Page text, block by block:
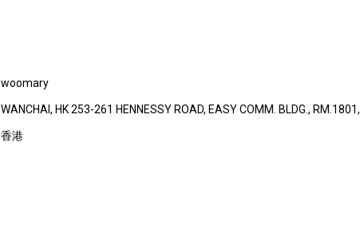
woomary
WANCHAI, HK 253-261 HENNESSY ROAD, EASY COMM. BLDG., RM.1801,
香港